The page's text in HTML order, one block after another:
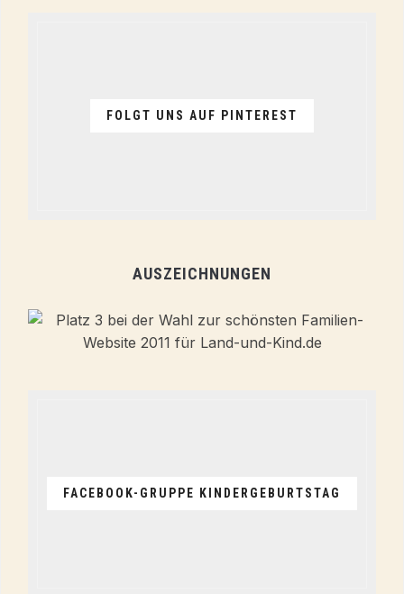
FOLGT UNS AUF PINTEREST
AUSZEICHNUNGEN
FACEBOOK-GRUPPE KINDERGEBURTSTAG